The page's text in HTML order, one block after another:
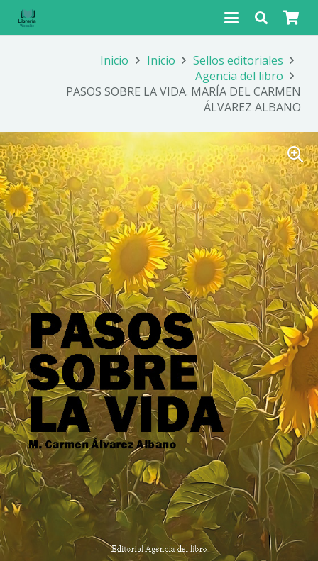
Inicio Inicio
Sellos editoriales
Agencia del libro
PASOS SOBRE LA VIDA. MARÍA DEL CARMEN
ÁLVAREZ ALBANO